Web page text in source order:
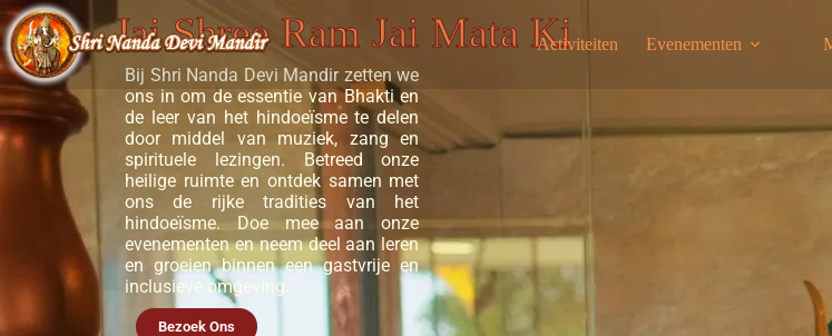
Activiteiten Evenementen
Jai Shree Ram Jai Mata Ki
Bij Shri Nanda Devi Mandir zetten we
ons in om de essentie van Bhakti en
de leer van het hindoeïsme te delen
door middel van muziek, zang en
spirituele lezingen. Betreed onze
heilige ruimte en ontdek samen met
ons de rijke tradities van het
hindoeïsme. Doe mee aan onze
evenementen en neem deel aan leren
en groeien binnen een gastvrije en
inclusieve omgeving.
Bezoek Ons